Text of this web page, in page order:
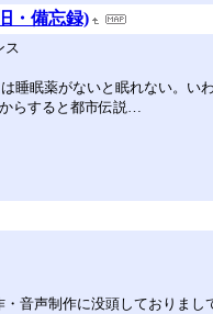
・備忘録)
ス
睡眠薬がないと眠れない。
らすると都市伝説…
音声制作に没頭しておりま